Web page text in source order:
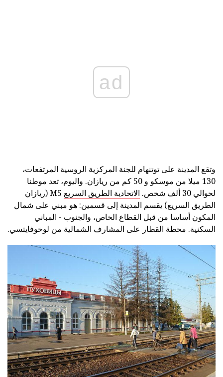
ad
وتقع المدينة على توتنهام للجنة المركزية الروسية المرتفعات،
130 ميلا من موسكو و 50 كم من ريازان. واليوم، تعد موطنا
لحوالي 30 ألف شخص.
الاتحادية الطريق السريع
M5 (ريازان
الطريق السريع) يقسم المدينة إلى قسمين: هو مبني على شمال
المكون أساسا من قبل القطاع الخاص، والجنوب - المباني
السكنية. محطة القطار على المشارف الشمالية من لوخوفايتسي.